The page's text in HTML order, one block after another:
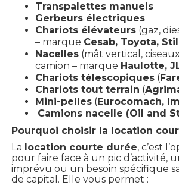
Transpalettes manuels
Gerbeurs électriques
Chariots élévateurs (gaz,
– marque Cesab, Toyota,
Nacelles (mât vertical,
camion – marque Haulotte,
Chariots télescopiques (
Chariots tout terrain (
Mini-pelles (Eurocomach,
Camions nacelle (Oil and
Pourquoi choisir la location
La location courte durée, c’est
pour faire face à un pic d’activité,
imprévu ou un besoin spécifique
de capital. Elle vous permet :